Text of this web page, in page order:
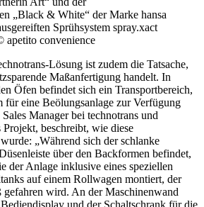
„Black & White“ der Marke hansa
Sprühsystem spray.xact
apetito convenience
Lösung ist zudem die Tatsache,
Maßanfertigung handelt. In
Öfen befindet sich ein Transportbereich,
für eine Beölungsanlage zur Verfügung
Manager bei technotrans und
beschreibt, wie diese
„Während sich der schlanke
über den Backformen befindet,
der Anlage inklusive eines speziellen
auf einem Rollwagen montiert, der
gefahren wird. An der Maschinenwand
und der Schaltschrank für die